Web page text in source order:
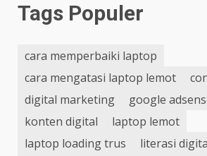
Tags Populer
cara memperbaiki laptop
cara mengatasi laptop lemot
digital marketing
google
konten digital
laptop lemot
laptop loading trus
literasi